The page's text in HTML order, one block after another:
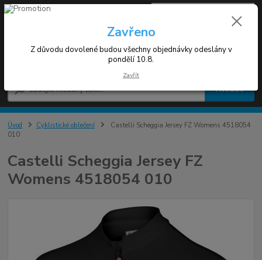
Menu
Hledat
+420 608 030 119
0 Kč
Úvod Cyklistické oblečení
Castelli Scheggia Jersey FZ Womens 4518054
010
Castelli Scheggia Jersey FZ
Womens 4518054 010
Zavřeno
Z důvodu dovolené budou všechny objednávky odeslány v
pondělí 10.8.
Zavřít